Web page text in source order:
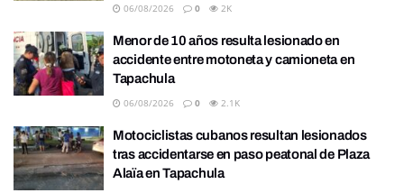
06/08/2026 0 2K
Menor de 10 años resulta lesionado en
accidente entre motoneta y camioneta en
Tapachula
06/08/2026 0 2.1K
Motociclistas cubanos resultan lesionados
tras accidentarse en paso peatonal de Plaza
Alaïa en Tapachula